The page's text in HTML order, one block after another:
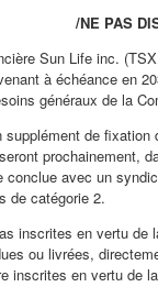
/NE PAS
Sun Life inc.
à échéance en
généraux de la
de
prochainement,
avec un
de catégorie 2.
inscrites en vertu
ou livrées,
inscrites en vertu de